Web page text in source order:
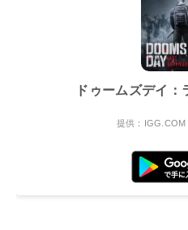
ドゥームズデイ
提供：IGG.COM